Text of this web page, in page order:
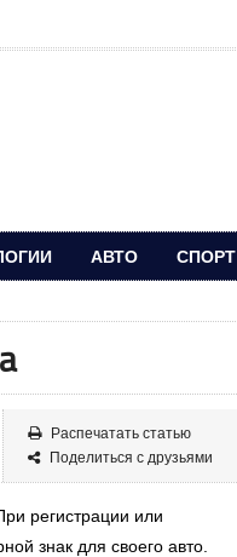
АВТО СПОРТ
Распечатать статью
Поделиться с друзьями
регистрации или
знак для своего авто.